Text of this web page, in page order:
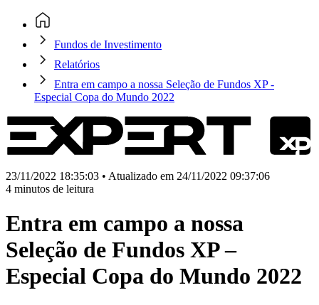
Fundos de Investimento
Relatórios
Entra em campo a nossa Seleção de Fundos XP -
Especial Copa do Mundo 2022
23/11/2022 18:35:03 • Atualizado em 24/11/2022 09:37:06
4 minutos de leitura
Entra em campo a nossa
Seleção de Fundos XP –
Especial Copa do Mundo 2022